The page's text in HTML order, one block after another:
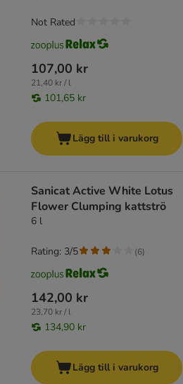
107,00 kr
21,40 kr / l
101,65 kr
Not Rated
Lägg till i varukorg
Sanicat Active White Lotus
Flower Clumping kattströ
6 l
142,00 kr
23,70 kr / l
134,90 kr
Rating: 3/5 (6)
Lägg till i varukorg